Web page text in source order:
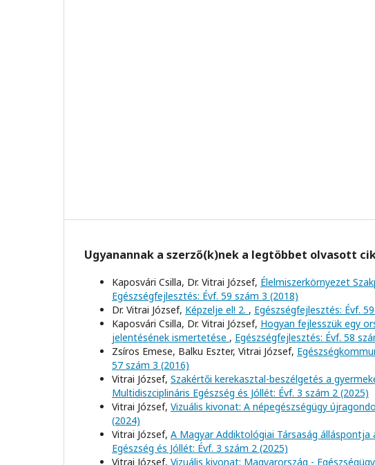
Ugyanannak a szerző(k)nek a legtöbbet olvasott
Kaposvári Csilla, Dr. Vitrai József, Élelmiszerkörnyezet
Egészségfejlesztés: Évf. 59 szám 3 (2018)
Dr. Vitrai József, Képzelje el! 2. , Egészségfejlesztés: Évf.
Kaposvári Csilla, Dr. Vitrai József, Hogyan fejlesszük egy
jelentésének ismertetése , Egészségfejlesztés: Évf. 58
Zsíros Emese, Balku Eszter, Vitrai József,
57 szám 3 (2016)
Vitrai József, Szakértői kerekasztal-beszélgetés a
Multidiszciplináris Egészség és Jóllét: Évf. 3 szám 2 (2025)
Vitrai József, Vizuális kivonat: A népegészségügy
(2024)
Vitrai József, A Magyar Addiktológiai Társaság
Egészség és Jóllét: Évf. 3 szám 2 (2025)
Vitrai József, Vizuális kivonat: Magyarország -